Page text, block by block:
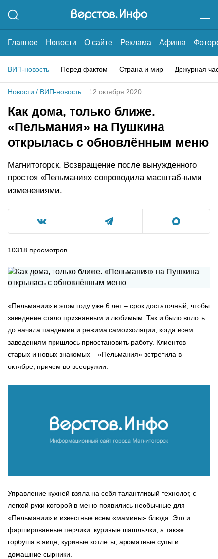
Главное Новости О сайте Реклама Афиша
ВИП-новость Перед фактом Страна и мир Дежурная
Новости / ВИП-новость 12 октября 2020
Как дома, только ближе.
«Пельмания» на Пушкина
открылась с обновлённым меню
Магнитогорск. Возвращение после вынужденного
простоя «Пельмания» сопроводила масштабными
изменениями.
10318 просмотров
«Пельмании» в этом году уже 6 лет – срок достаточный, чтобы
заведение стало признанным и любимым. Так и было вплоть
до начала пандемии и режима самоизоляции, когда всем
заведениям пришлось приостановить работу. Клиентов –
старых и новых знакомых – «Пельмания» встретила в
октябре, причем во всеоружии.
Управление кухней взяла на себя талантливый технолог, с
легкой руки которой в меню появились необычные для
«Пельмании» и известные всем «мамины» блюда. Это и
фаршированные перчики, куриные шашлычки, а также
горбуша в яйце, куриные котлеты, ароматные супы и
домашние сырники.